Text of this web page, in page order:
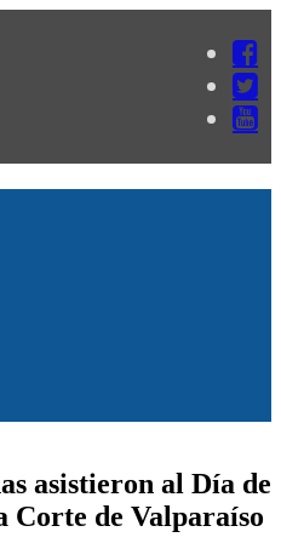
asistieron al Día de
Corte de Valparaíso